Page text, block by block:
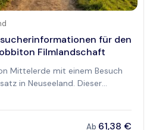
für den
Filmlandschaft
Mittelerde mit einem Besuch
in Neuseeland. Dieser
Herr der Ringe und Der Hobbit.
hügelige Landschaft
Ab 61,38 €